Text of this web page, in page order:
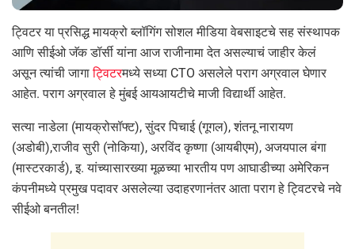
ट्विटर या प्रसिद्ध मायक्रो ब्लॉगिंग सोशल मीडिया वेबसाइटचे सह संस्थापक
आणि सीईओ जॅक डॉर्सी यांना आज राजीनामा देत असल्याचं जाहीर केलं
असून त्यांची जागाट्विटरमध्ये सध्या CTO असलेले पराग अग्रवाल घेणार
आहेत. पराग अग्रवाल हे मुंबई आयआयटीचे माजी विद्यार्थी आहेत.
सत्या नाडेला (मायक्रोसॉफ्ट), सुंदर पिचाई (गूगल), शंतनू नारायण
(अडोबी),राजीव सुरी (नोकिया), अरविंद कृष्णा (आयबीएम), अजयपाल बंगा
(मास्टरकार्ड), इ. यांच्यासारख्या मूळच्या भारतीय पण आघाडीच्या अमेरिकन
कंपनीमध्ये प्रमुख पदावर असलेल्या उदाहरणानंतर आता पराग हे ट्विटरचे नवे
सीईओ बनतील!